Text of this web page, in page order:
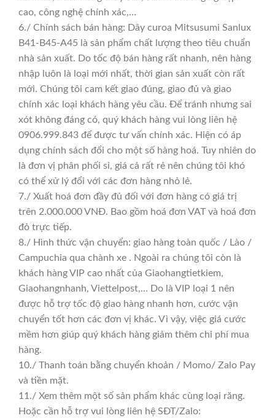
cao, công nghệ chính xác,…
6./ Chính sách bán hàng: Dây curoa Mitsusumi Sanlux
B41-B45-A45 là sản phẩm chất lượng theo tiêu chuẩn
nhà sản xuất. Do tốc độ bán hàng rất nhanh, nên hàng
nhập luôn là loại mới nhất, thời gian sản xuất còn rất
mới. Chúng tôi cam kết giao đúng, giao đủ và giao
chính xác loại khách hàng yêu cầu. Để tránh nhưng sai
xót không đáng có, quý khách hàng vui lòng liên hệ
0906.999.843 để được tư vấn chính xác. Hiện có áp
dụng chính sách đổi cho một số hàng hoá. Tuy nhiên do
là đơn vị phân phối sỉ, giá cả rất rẻ nên chúng tôi khó
có thể xử lý đổi với các đơn hàng nhỏ lẻ.
7./ Xuất hoá đơn đầy đủ đối với đơn hàng có giá trị
trên 2.000.000 VNĐ. Bao gồm hoá đơn VAT và hoá đơn
đỏ trực tiếp.
8./ Hình thức vận chuyển: giao hàng toàn quốc / Lào /
Campuchia qua chành xe . Ngoài ra chúng tôi còn là
khách hàng VIP cao nhất của Giaohangtietkiem,
Giaohangnhanh, Viettelpost,… Do là VIP loại 1 nên
được hỗ trợ tốc độ giao hàng nhanh hơn, cước vận
chuyển tốt hơn các đơn vị khác. Vì vậy, việc giá cước
mềm hơn giúp quý khách hàng giảm thêm chi phí mua
hàng.
10./ Thanh toán bằng chuyển khoản / Momo/ Zalo Pay
và tiền mặt.
11./ Xem thêm một số sản phẩm khác cùng loại răng.
Hoặc cần hỗ trợ vui lòng liên hệ SĐT/Zalo: